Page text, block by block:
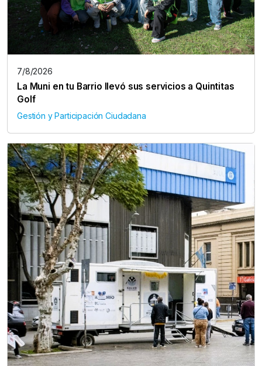
7/8/2026
La Muni en tu Barrio llevó sus servicios a Quintitas
Golf
Gestión y Participación Ciudadana